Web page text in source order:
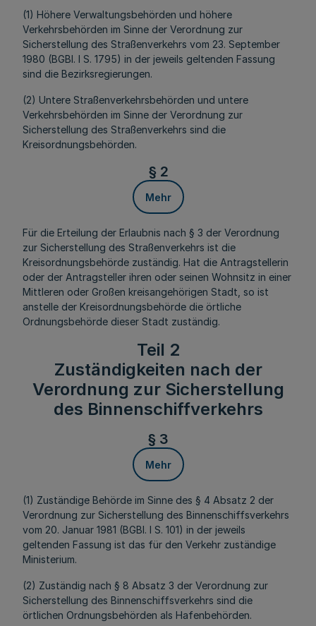
(1) Höhere Verwaltungsbehörden und höhere
Verkehrsbehörden im Sinne der Verordnung zur
Sicherstellung des Straßenverkehrs vom 23. September
1980 (BGBl. I S. 1795) in der jeweils geltenden Fassung
sind die Bezirksregierungen.
(2) Untere Straßenverkehrsbehörden und untere
Verkehrsbehörden im Sinne der Verordnung zur
Sicherstellung des Straßenverkehrs sind die
Kreisordnungsbehörden.
§ 2
Mehr
Für die Erteilung der Erlaubnis nach § 3 der Verordnung
zur Sicherstellung des Straßenverkehrs ist die
Kreisordnungsbehörde zuständig. Hat die Antragstellerin
oder der Antragsteller ihren oder seinen Wohnsitz in einer
Mittleren oder Großen kreisangehörigen Stadt, so ist
anstelle der Kreisordnungsbehörde die örtliche
Ordnungsbehörde dieser Stadt zuständig.
Teil 2
Zuständigkeiten nach der
Verordnung zur Sicherstellung
des Binnenschiffverkehrs
§ 3
Mehr
(1) Zuständige Behörde im Sinne des § 4 Absatz 2 der
Verordnung zur Sicherstellung des Binnenschiffsverkehrs
vom 20. Januar 1981 (BGBl. I S. 101) in der jeweils
geltenden Fassung ist das für den Verkehr zuständige
Ministerium.
(2) Zuständig nach § 8 Absatz 3 der Verordnung zur
Sicherstellung des Binnenschiffsverkehrs sind die
örtlichen Ordnungsbehörden als Hafenbehörden.